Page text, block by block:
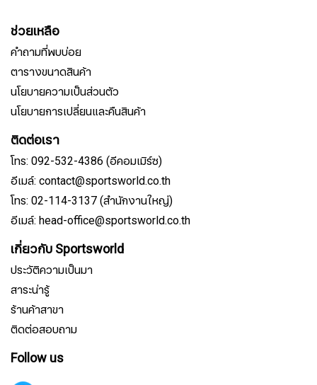
ช่วยเหลือ
คำถามที่พบบ่อย
ตารางขนาดสินค้า
นโยบายความเป็นส่วนตัว
นโยบายการเปลี่ยนและคืนสินค้า
ติดต่อเรา
โทร: 092-532-4386 (อีคอมเมิร์ซ)
อีเมล์: contact@sportsworld.co.th
โทร: 02-114-3137 (สำนักงานใหญ่)
อีเมล์: head-office@sportsworld.co.th
เกี่ยวกับ Sportsworld
ประวัติความเป็นมา
สาระน่ารู้
ร้านค้าสาขา
ติดต่อสอบถาม
Follow us